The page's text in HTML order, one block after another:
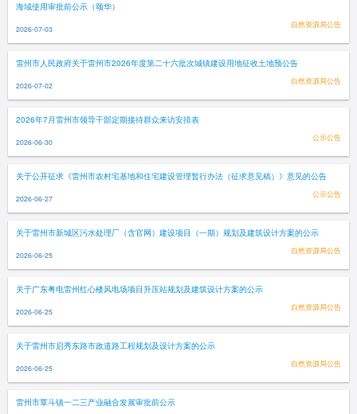
海域使用审批前公示（颂华）
2026-07-03 自然资源局公告
雷州市人民政府关于雷州市2026年度第二十六批次城镇建设用地征收土地预公告
2026-07-02 自然资源局公告
2026年7月雷州市领导干部定期接待群众来访安排表
2026-06-30 公示公告
关于公开征求《雷州市农村宅基地和住宅建设管理暂行办法（征求意见稿）》意见的公告
2026-06-27 公示公告
关于雷州市新城区污水处理厂（含官网）建设项目（一期）规划及建筑设计方案的公示
2026-06-25 自然资源局公告
关于广东粤电雷州红心楼风电场项目升压站规划及建筑设计方案的公示
2026-06-25 自然资源局公告
关于雷州市启秀东路市政道路工程规划及设计方案的公示
2026-06-25 自然资源局公告
雷州市覃斗镇一二三产业融合发展审批前公示